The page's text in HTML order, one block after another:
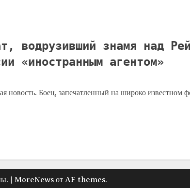
водрузивший знамя над
«иностранным агентом»
новость. Боец, запечатленный на широко известном
MoreNews от AF themes.